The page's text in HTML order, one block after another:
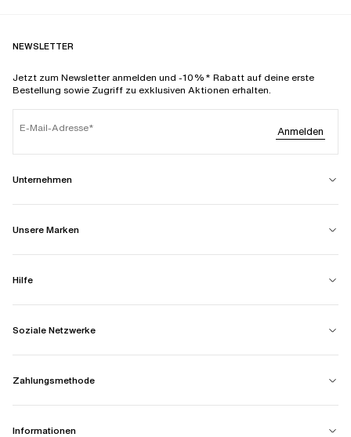
NEWSLETTER
Jetzt zum Newsletter anmelden und -10%* Rabatt auf deine erste
Bestellung sowie Zugriff zu exklusiven Aktionen erhalten.
E-Mail-Adresse Anmelden
Unternehmen
Unsere Marken
Hilfe
Soziale Netzwerke
Zahlungsmethode
Informationen